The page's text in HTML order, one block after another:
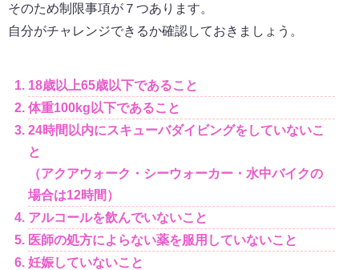
そのため制限事項が７つあります。
自分がチャレンジできるか確認しておきましょう。
18歳以上65歳以下であること
体重100kg以下であること
24時間以内にスキューバダイビングをしていないこ
と
（アクアウォーク・シーウォーカー・水中バイクの
場合は12時間）
アルコールを飲んでいないこと
医師の処方によらない薬を服用していないこと
妊娠していないこと